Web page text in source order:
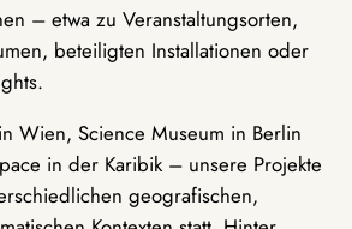
– etwa zu Veranstaltungsorten,
beteiligten Installationen oder
Wien, Science Museum in Berlin
in der Karibik – unsere Projekte
geografischen,